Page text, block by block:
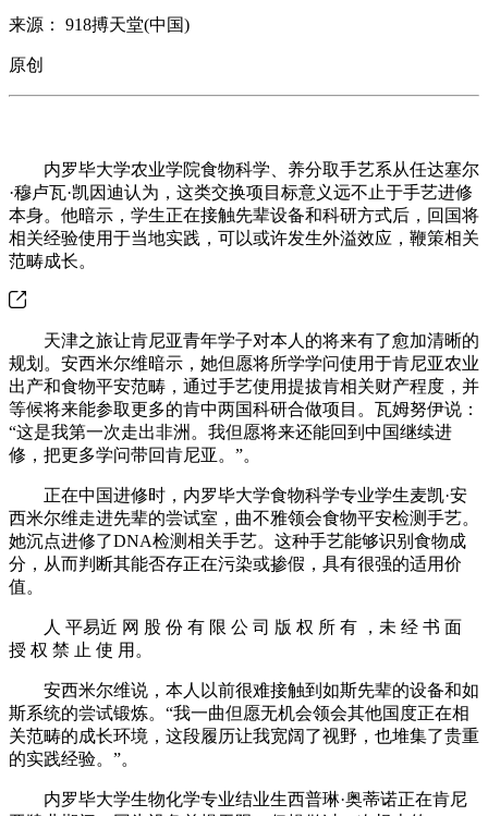
来源： 918搏天堂(中国)
原创
内罗毕大学农业学院食物科学、养分取手艺系从任达塞尔
·穆卢瓦·凯因迪认为，这类交换项目标意义远不止于手艺进修
本身。他暗示，学生正在接触先辈设备和科研方式后，回国将
相关经验使用于当地实践，可以或许发生外溢效应，鞭策相关
范畴成长。
天津之旅让肯尼亚青年学子对本人的将来有了愈加清晰的
规划。安西米尔维暗示，她但愿将所学学问使用于肯尼亚农业
出产和食物平安范畴，通过手艺使用提拔肯相关财产程度，并
等候将来能参取更多的肯中两国科研合做项目。瓦姆努伊说：
“这是我第一次走出非洲。我但愿将来还能回到中国继续进
修，把更多学问带回肯尼亚。”。
正在中国进修时，内罗毕大学食物科学专业学生麦凯·安
西米尔维走进先辈的尝试室，曲不雅领会食物平安检测手艺。
她沉点进修了DNA检测相关手艺。这种手艺能够识别食物成
分，从而判断其能否存正在污染或掺假，具有很强的适用价
值。
人 平易近 网 股 份 有 限 公 司 版 权 所 有 ，未 经 书 面
授 权 禁 止 使 用。
安西米尔维说，本人以前很难接触到如斯先辈的设备和如
斯系统的尝试锻炼。“我一曲但愿无机会领会其他国度正在相
关范畴的成长环境，这段履历让我宽阔了视野，也堆集了贵重
的实践经验。”。
内罗毕大学生物化学专业结业生西普琳·奥蒂诺正在肯尼